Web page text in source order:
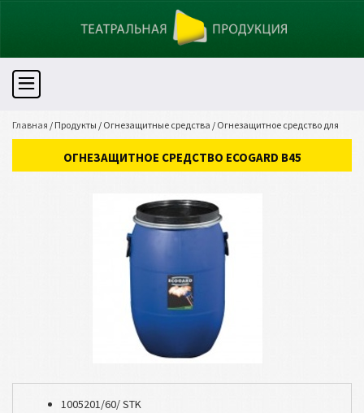
Главная / Продукты / Огнезащитные средства / Огнезащитное средство для
/ОГНЕЗАЩИТНОЕ СРЕДСТВО ECOGARD B45
ОГНЕЗАЩИТНОЕ СРЕДСТВО ECOGARD B45
1005201/60/ STK